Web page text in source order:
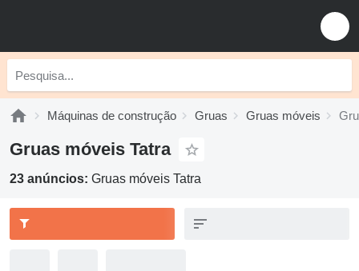
Máquinas de construção Gruas Gruas móveis
Gruas móveis Tatra
23 anúncios: Gruas móveis Tatra